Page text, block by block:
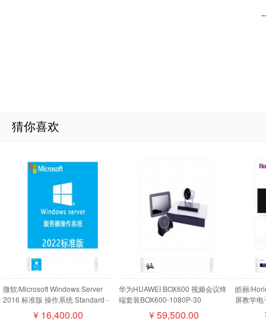
猜你喜欢
微软/Microsoft Windows Server
2016 标准版 操作系统 Standard -
16 Core License Pack
¥16,400.00
华为HUAWEI BOX600 视频会议终
端套装BOX600-1080P-30
camera200摄像机MIC500全向麦
¥59,500.00
皓丽/
屏教学